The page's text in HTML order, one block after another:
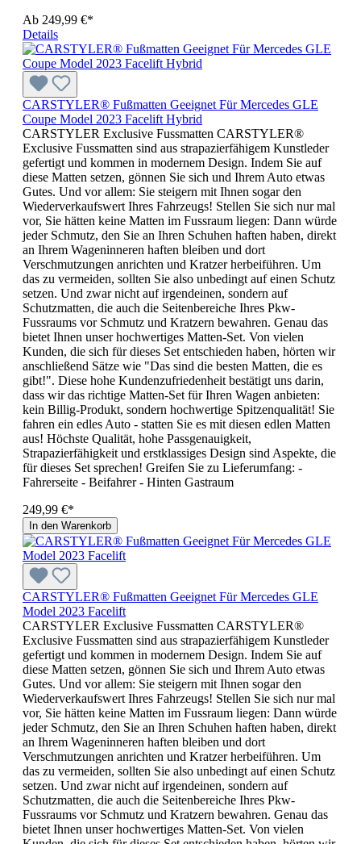
Ab 249,99 €*
Details
CARSTYLER® Fußmatten Geeignet Für Mercedes GLE
Coupe Model 2023 Facelift Hybrid
CARSTYLER Exclusive Fussmatten CARSTYLER®
Exclusive Fussmatten sind aus strapazierfähigem Kunstleder
gefertigt und kommen in modernem Design. Indem Sie auf
diese Matten setzen, gönnen Sie sich und Ihrem Auto etwas
Gutes. Und vor allem: Sie steigern mit Ihnen sogar den
Wiederverkaufswert Ihres Fahrzeugs! Stellen Sie sich nur mal
vor, Sie hätten keine Matten im Fussraum liegen: Dann würde
jeder Schmutz, den Sie an Ihren Schuhen haften haben, direkt
an Ihrem Wageninneren haften bleiben und dort
Verschmutzungen anrichten und Kratzer herbeiführen. Um
das zu vermeiden, sollten Sie also unbedingt auf einen Schutz
setzen. Und zwar nicht auf irgendeinen, sondern auf
Schutzmatten, die auch die Seitenbereiche Ihres Pkw-
Fussraums vor Schmutz und Kratzern bewahren. Genau das
bietet Ihnen unser hochwertiges Matten-Set. Von vielen
Kunden, die sich für dieses Set entschieden haben, hörten wir
anschließend Sätze wie "Das sind die besten Matten, die es
gibt!". Diese hohe Kundenzufriedenheit bestätigt uns darin,
dass wir das richtige Matten-Set für Ihren Wagen anbieten:
kein Billig-Produkt, sondern hochwertige Spitzenqualität! Sie
fahren ein edles Auto - statten Sie es mit diesen edlen Matten
aus! Höchste Qualität, hohe Passgenauigkeit,
Strapazierfähigkeit und erstklassiges Design sind Aspekte, die
für dieses Set sprechen! Greifen Sie zu Lieferumfang: -
Fahrerseite - Beifahrer - Hinten Gastraum
249,99 €*
In den Warenkorb
CARSTYLER® Fußmatten Geeignet Für Mercedes GLE
Model 2023 Facelift
CARSTYLER Exclusive Fussmatten CARSTYLER®
Exclusive Fussmatten sind aus strapazierfähigem Kunstleder
gefertigt und kommen in modernem Design. Indem Sie auf
diese Matten setzen, gönnen Sie sich und Ihrem Auto etwas
Gutes. Und vor allem: Sie steigern mit Ihnen sogar den
Wiederverkaufswert Ihres Fahrzeugs! Stellen Sie sich nur mal
vor, Sie hätten keine Matten im Fussraum liegen: Dann würde
jeder Schmutz, den Sie an Ihren Schuhen haften haben, direkt
an Ihrem Wageninneren haften bleiben und dort
Verschmutzungen anrichten und Kratzer herbeiführen. Um
das zu vermeiden, sollten Sie also unbedingt auf einen Schutz
setzen. Und zwar nicht auf irgendeinen, sondern auf
Schutzmatten, die auch die Seitenbereiche Ihres Pkw-
Fussraums vor Schmutz und Kratzern bewahren. Genau das
bietet Ihnen unser hochwertiges Matten-Set. Von vielen